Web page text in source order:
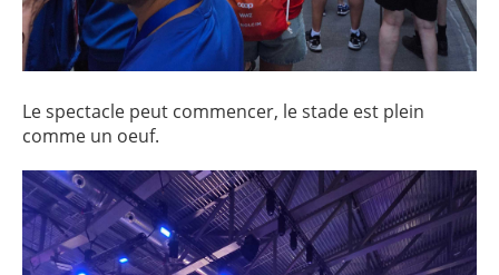
Le spectacle peut commencer, le stade est plein
comme un oeuf.